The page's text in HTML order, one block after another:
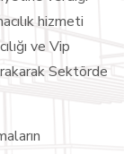
hizmeti
ve Vip
Sektörde